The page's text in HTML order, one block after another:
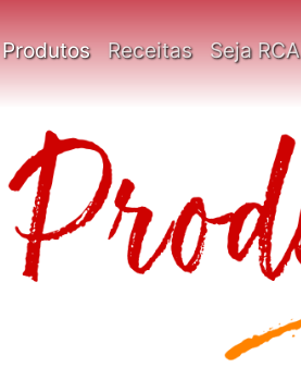
Produtos Receitas Seja RCA